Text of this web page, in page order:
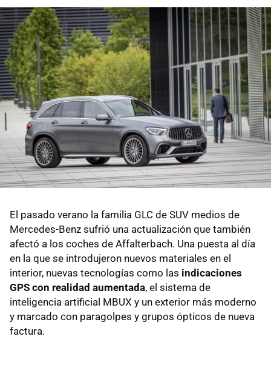
El pasado verano la familia GLC de SUV medios de
Mercedes-Benz sufrió una actualización que también
afectó a los coches de Affalterbach. Una puesta al día
en la que se introdujeron nuevos materiales en el
interior, nuevas tecnologías como las indicaciones
GPS con realidad aumentada, el sistema de
inteligencia artificial MBUX y un exterior más moderno
y marcado con paragolpes y grupos ópticos de nueva
factura.